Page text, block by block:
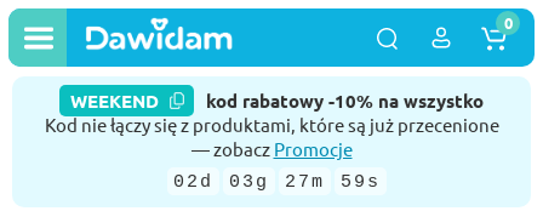
WEEKEND kod rabatowy -10% na wszystko
Kod nie łączy się z produktami, które są już przecenione
— zobacz Promocje
02d 03g 27m 58s
0